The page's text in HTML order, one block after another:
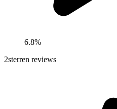
6.8%
2sterren reviews